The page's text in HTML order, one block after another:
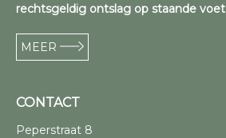
rechtsgeldig ontslag op staande voet
MEER
CONTACT
Peperstraat 8